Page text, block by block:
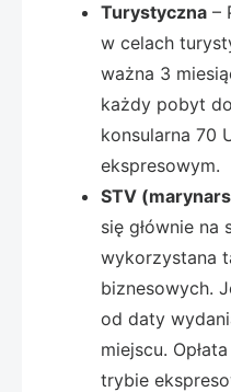
Turystyczna –
w celach
ważna 3
każdy pobyt
konsularna 70
ekspresowym.
STV
się głównie na
wykorzystana
biznesowych.
od daty
miejscu.
trybie